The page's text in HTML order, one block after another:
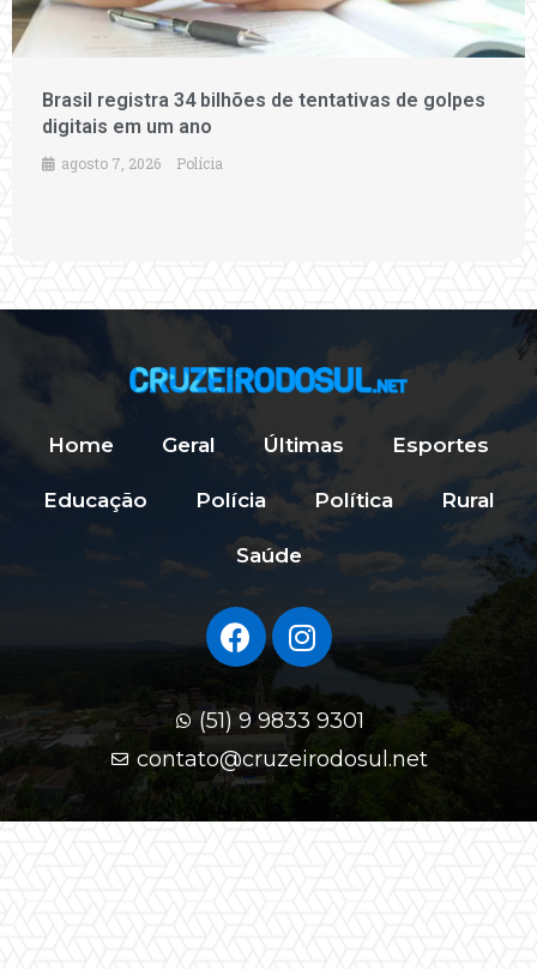
Brasil registra 34 bilhões de tentativas de golpes
digitais em um ano
agosto 7, 2026 Polícia
Home Geral Últimas Esportes
Educação Polícia Política Rural
Saúde
(51) 9 9833 9301
contato@cruzeirodosul.net